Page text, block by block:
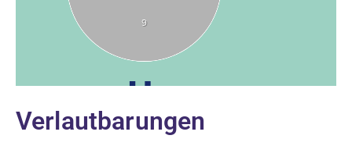
Verlautbarungen